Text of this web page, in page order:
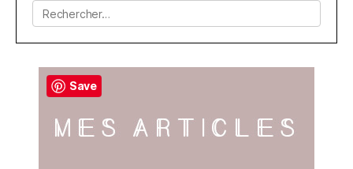
Rechercher :
Save